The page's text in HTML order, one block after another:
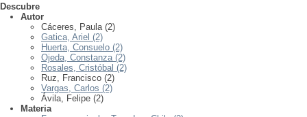
Descubre
Autor
Cáceres, Paula (2)
Gatica, Ariel (2)
Huerta, Consuelo (2)
Ojeda, Constanza (2)
Rosales, Cristóbal (2)
Ruz, Francisco (2)
Vargas, Carlos (2)
Ávila, Felipe (2)
Materia